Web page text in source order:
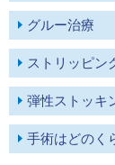
グルー治療
ストリッピン
弾性ストッキ
手術はどのく